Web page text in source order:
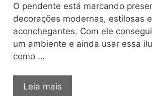
O pendente está marcando
decorações modernas, estilosas e
aconchegantes. Com ele
um ambiente e ainda usar essa
como …
Leia mais